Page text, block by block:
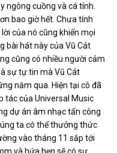
ngông cuồng và cá tính.
bao giờ hết. Chưa tính
của nó cũng khiến mọi
bài hát này của Vũ Cát
cũng có nhiều người cảm
sự tự tin mà Vũ Cát
năm qua. Hiện tại cô đã
tác của Universal Music
dự án âm nhạc tấn công
ta có thể thưởng thức
vào tháng 11 sắp tới